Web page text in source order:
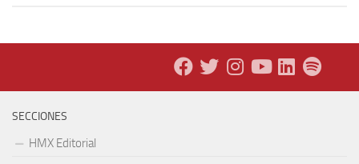
SECCIONES
HMX Editorial